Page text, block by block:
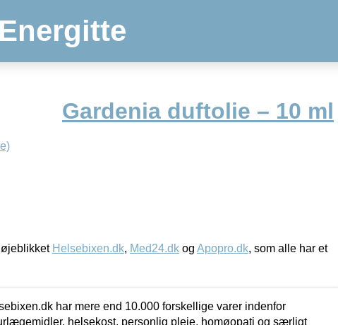
Energitte
Gardenia duftolie – 10 ml
Helsebixen.dk, Med24.dk og Apopro.dk, som alle har et
har mere end 10.000 forskellige varer indenfor
helsekost, personlig pleje, homøopati og særligt